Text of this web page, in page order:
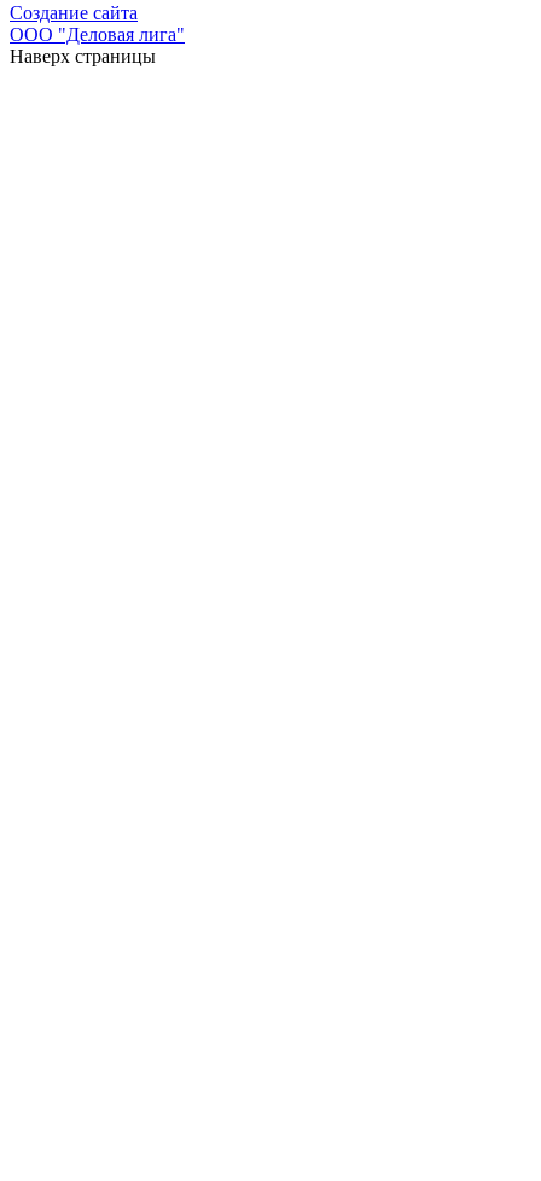
Создание сайта
ООО "Деловая лига"
Наверх страницы